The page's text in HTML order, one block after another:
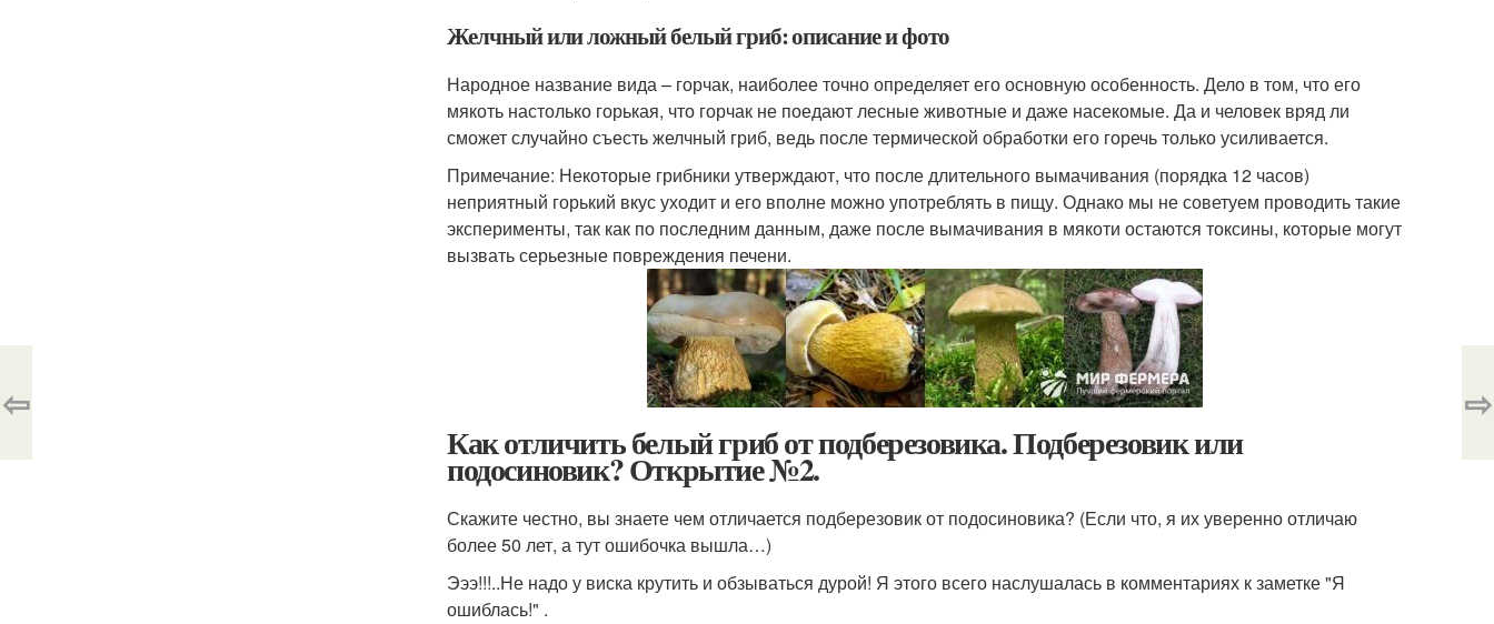
Желчный или ложный белый гриб: описание и фото
Народное название вида – горчак, наиболее точно определяет его основную особенность. Дело в том, что его
мякоть настолько горькая, что горчак не поедают лесные животные и даже насекомые. Да и человек вряд ли
сможет случайно съесть желчный гриб, ведь после термической обработки его горечь только усиливается.
Примечание: Некоторые грибники утверждают, что после длительного вымачивания (порядка 12 часов)
неприятный горький вкус уходит и его вполне можно употреблять в пищу. Однако мы не советуем проводить такие
эксперименты, так как по последним данным, даже после вымачивания в мякоти остаются токсины, которые могут
вызвать серьезные повреждения печени.
Как отличить белый гриб от подберезовика. Подберезовик или
подосиновик? Открытие №2.
Скажите честно, вы знаете чем отличается подберезовик от подосиновика? (Если что, я их уверенно отличаю
более 50 лет, а тут ошибочка вышла…)
Эээ!!!..Не надо у виска крутить и обзываться дурой! Я этого всего наслушалась в комментариях к заметке "Я
ошиблась!" .
⇦ ⇨